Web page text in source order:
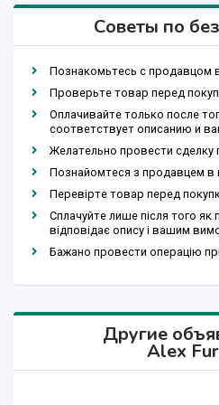
Советы по
Познакомьтесь с продавцом
Проверьте товар перед
Оплачивайте только после
соответствует описанию и
Желательно провести сделку
Познайомтеся з продавцем в
Перевірте товар перед
Сплачуйте лише після того
відповідає опису і вашим
Бажано провести операцію
Другие
Alex